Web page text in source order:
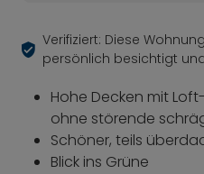
Verifiziert: Diese
persönlich besichtigt
Hohe Decken mit
ohne störende
Schöner, teils
Blick ins Grüne